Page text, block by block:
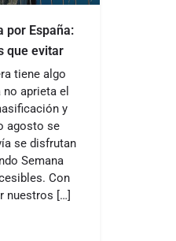
por España:
que evitar
tiene algo
aprieta el
y
agosto se
se disfrutan
Semana
Con
nuestros […]